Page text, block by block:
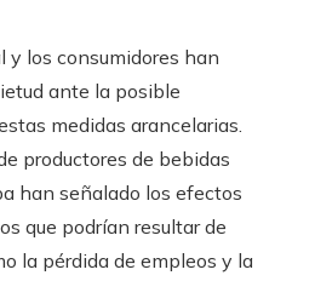
y los consumidores han
ante la posible
medidas arancelarias.
productores de bebidas
han señalado los efectos
que podrían resultar de
la pérdida de empleos y la